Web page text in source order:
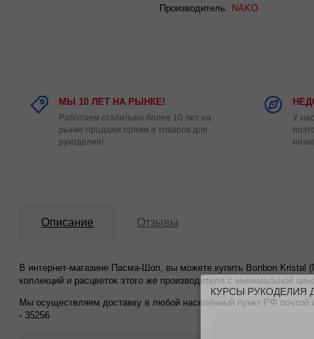
Производитель: NAKO
МЫ 10 ЛЕТ НА РЫНКЕ!
Работаем стабильно более 10 лет на
рынке продажи пряжи и товаров для
рукоделия!
У
Описание Отзывы
В интернет-магазине Пасма-Шоп, вы можете купить Bonbon Kristal
коллекций и расцветок этого же производителя с минимальной
Мы осуществляем доставку в любой населённый пункт РФ почтой
- 35256
КУРСЫ РУКОДЕЛИЯ